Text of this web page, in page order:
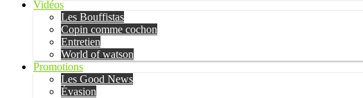
Vidéos
Les Bouffistas
Copin comme cochon
Entretien
World of watson
Promotions
Les Good News
Évasion